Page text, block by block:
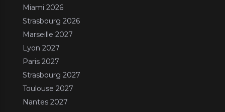
Miami 2026
Strasbourg 2026
Marseille 2027
Lyon 2027
Paris 2027
Strasbourg 2027
Toulouse 2027
Nantes 2027